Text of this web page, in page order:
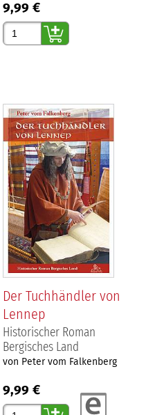
9,99 €
Gewünschte Anzahl
Der Tuchhändler von
Lennep
Historischer Roman
Bergisches Land
von Peter vom Falkenberg
9,99 €
Gewünschte Anzahl